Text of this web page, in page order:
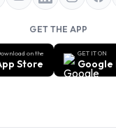
GET THE APP
on the
Store
GET IT ON
Google